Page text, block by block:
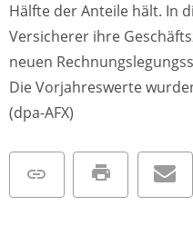
Hälfte der Anteile hält. In
Versicherer ihre
neuen
Die Vorjahreswerte
(dpa-AFX)